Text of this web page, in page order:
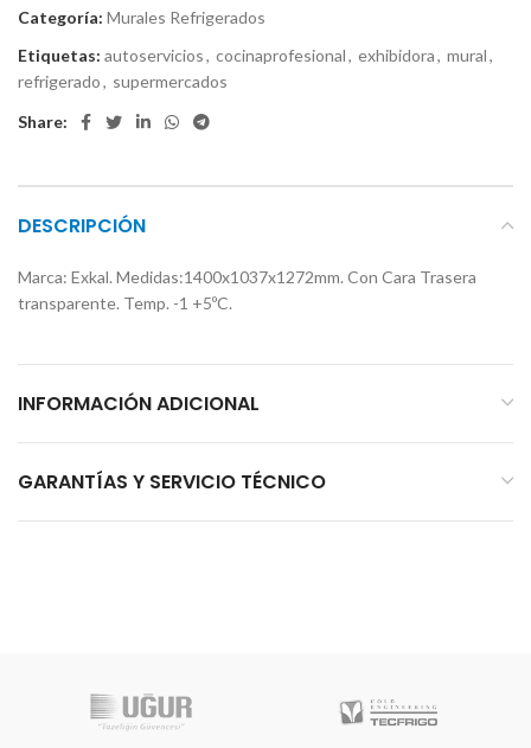
Categoría: Murales Refrigerados
Etiquetas: autoservicios, cocinaprofesional, exhibidora, mural,
refrigerado, supermercados
Share:
DESCRIPCIÓN
Marca: Exkal. Medidas:1400x1037x1272mm. Con Cara Trasera
transparente. Temp. -1 +5ºC.
INFORMACIÓN ADICIONAL
GARANTÍAS Y SERVICIO TÉCNICO